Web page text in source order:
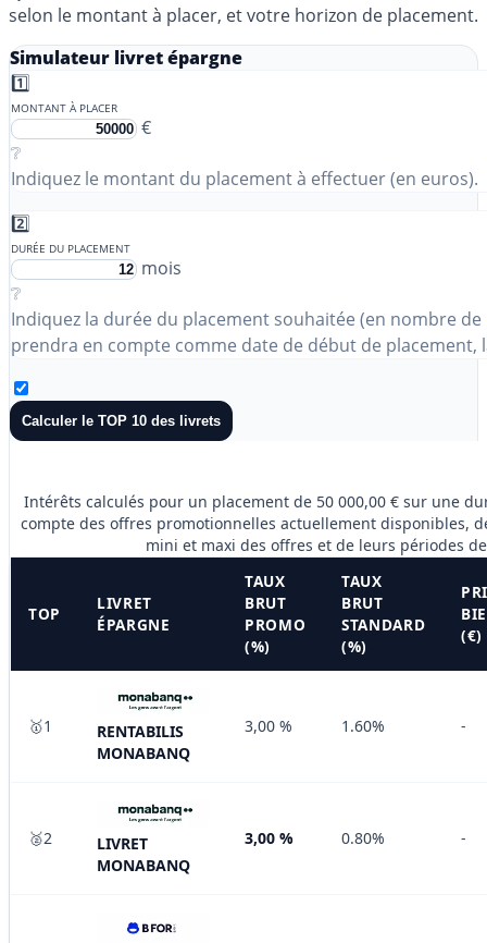
selon le montant à placer, et votre horizon de placement.
Simulateur livret épargne
1️⃣
MONTANT À PLACER
€
❔
Indiquez le montant du placement à effectuer (en euros).
2️⃣
DURÉE DU PLACEMENT
mois
❔
Indiquez la durée du placement souhaitée (en nombre
prendra en compte comme date de début de placement,
Calculer le TOP 10 des livrets
Intérêts calculés pour un placement de 50 000,00 € sur une durée de 12 mois, en tenant
compte des offres promotionnelles actuellement disponibles,
mini et maxi des offres et de leurs périodes
TOP
LIVRET
ÉPARGNE
TAUX
BRUT
PROMO
(%)
TAUX
BRUT
STANDARD
(%)
(€)
🥇1
RENTABILIS
MONABANQ
3,00 % 1.60% -
🥈2
LIVRET
MONABANQ
3,00 % 0.80% -